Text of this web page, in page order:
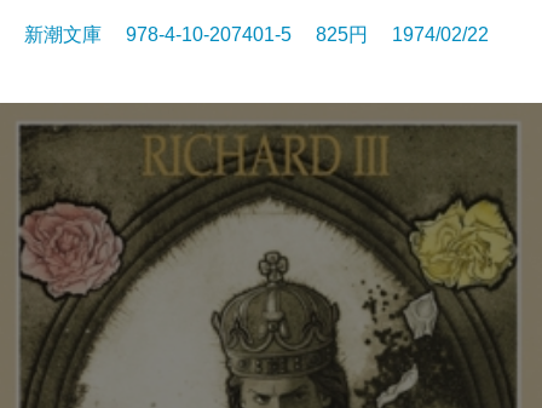
新潮文庫 978-4-10-207401-5 825円 1974/02/22